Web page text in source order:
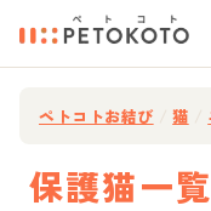
ペトコトお結び 猫
保護猫一覧